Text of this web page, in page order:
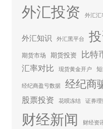
外汇投资 外汇汇
外汇知识 外汇黑平台
期货市场 期货投资 比特
汇率对比 现货黄金开户
经纪商盈亏数据 经纪商
股票投资 花呗冻结 证券
财经新闻 财经资